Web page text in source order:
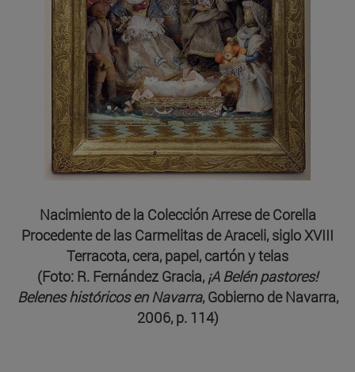
Nacimiento de la Colección Arrese de Corella
Procedente de las Carmelitas de Araceli, siglo XVIII
Terracota, cera, papel, cartón y telas
(Foto: R. Fernández Gracia, ¡A Belén pastores!
Belenes históricos en Navarra, Gobierno de Navarra,
2006, p. 114)